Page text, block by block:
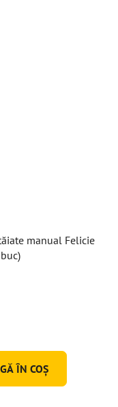
manual Felicie
ÎN COŞ